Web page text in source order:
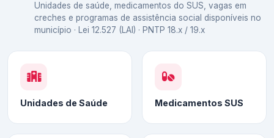
Unidades de saúde, medicamentos do SUS, vagas em
creches e programas de assistência social disponíveis no
município · Lei 12.527 (LAI) · PNTP 18.x / 19.x
Unidades de Saúde Medicamentos SUS